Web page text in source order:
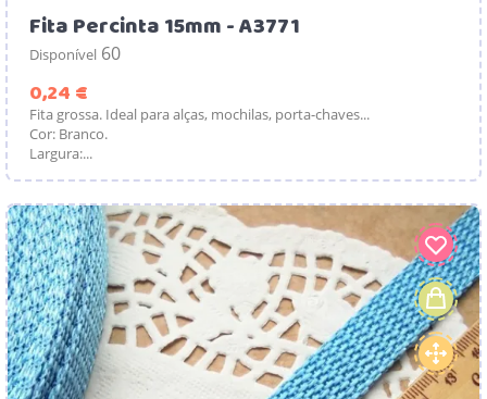
Fita Percinta 15mm - A3771
Disponível 60
0,24 €
Fita grossa. Ideal para alças, mochilas, porta-chaves...
Cor: Branco.
Largura:...